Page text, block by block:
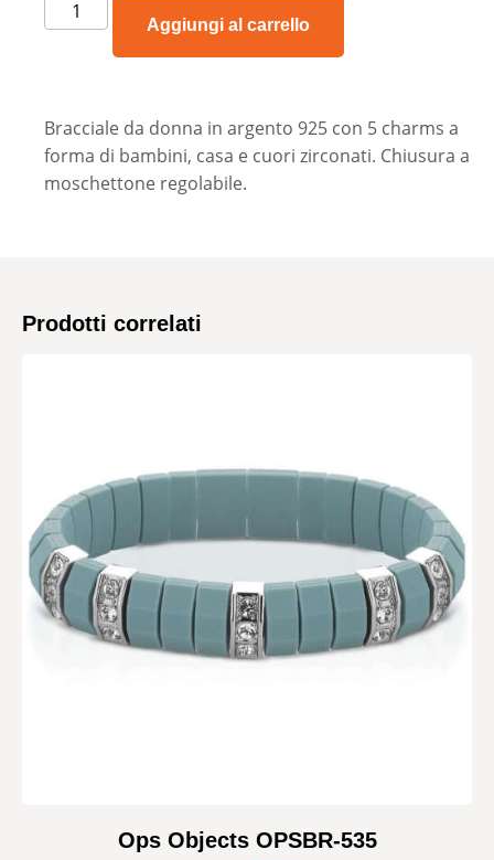
Aggiungi al carrello
Bracciale da donna in argento 925 con 5 charms a
forma di bambini, casa e cuori zirconati. Chiusura a
moschettone regolabile.
Prodotti correlati
Ops Objects OPSBR-535